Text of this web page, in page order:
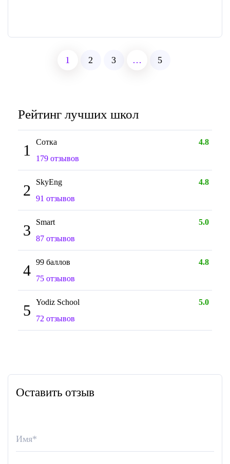
1 2 3 … 5
Рейтинг лучших школ
1 Сотка
4.8
179 отзывов
2 SkyEng
4.8
91 отзывов
3 Smart
5.0
87 отзывов
4 99 баллов
4.8
75 отзывов
5 Yodiz School
5.0
72 отзывов
Оставить отзыв
Имя*